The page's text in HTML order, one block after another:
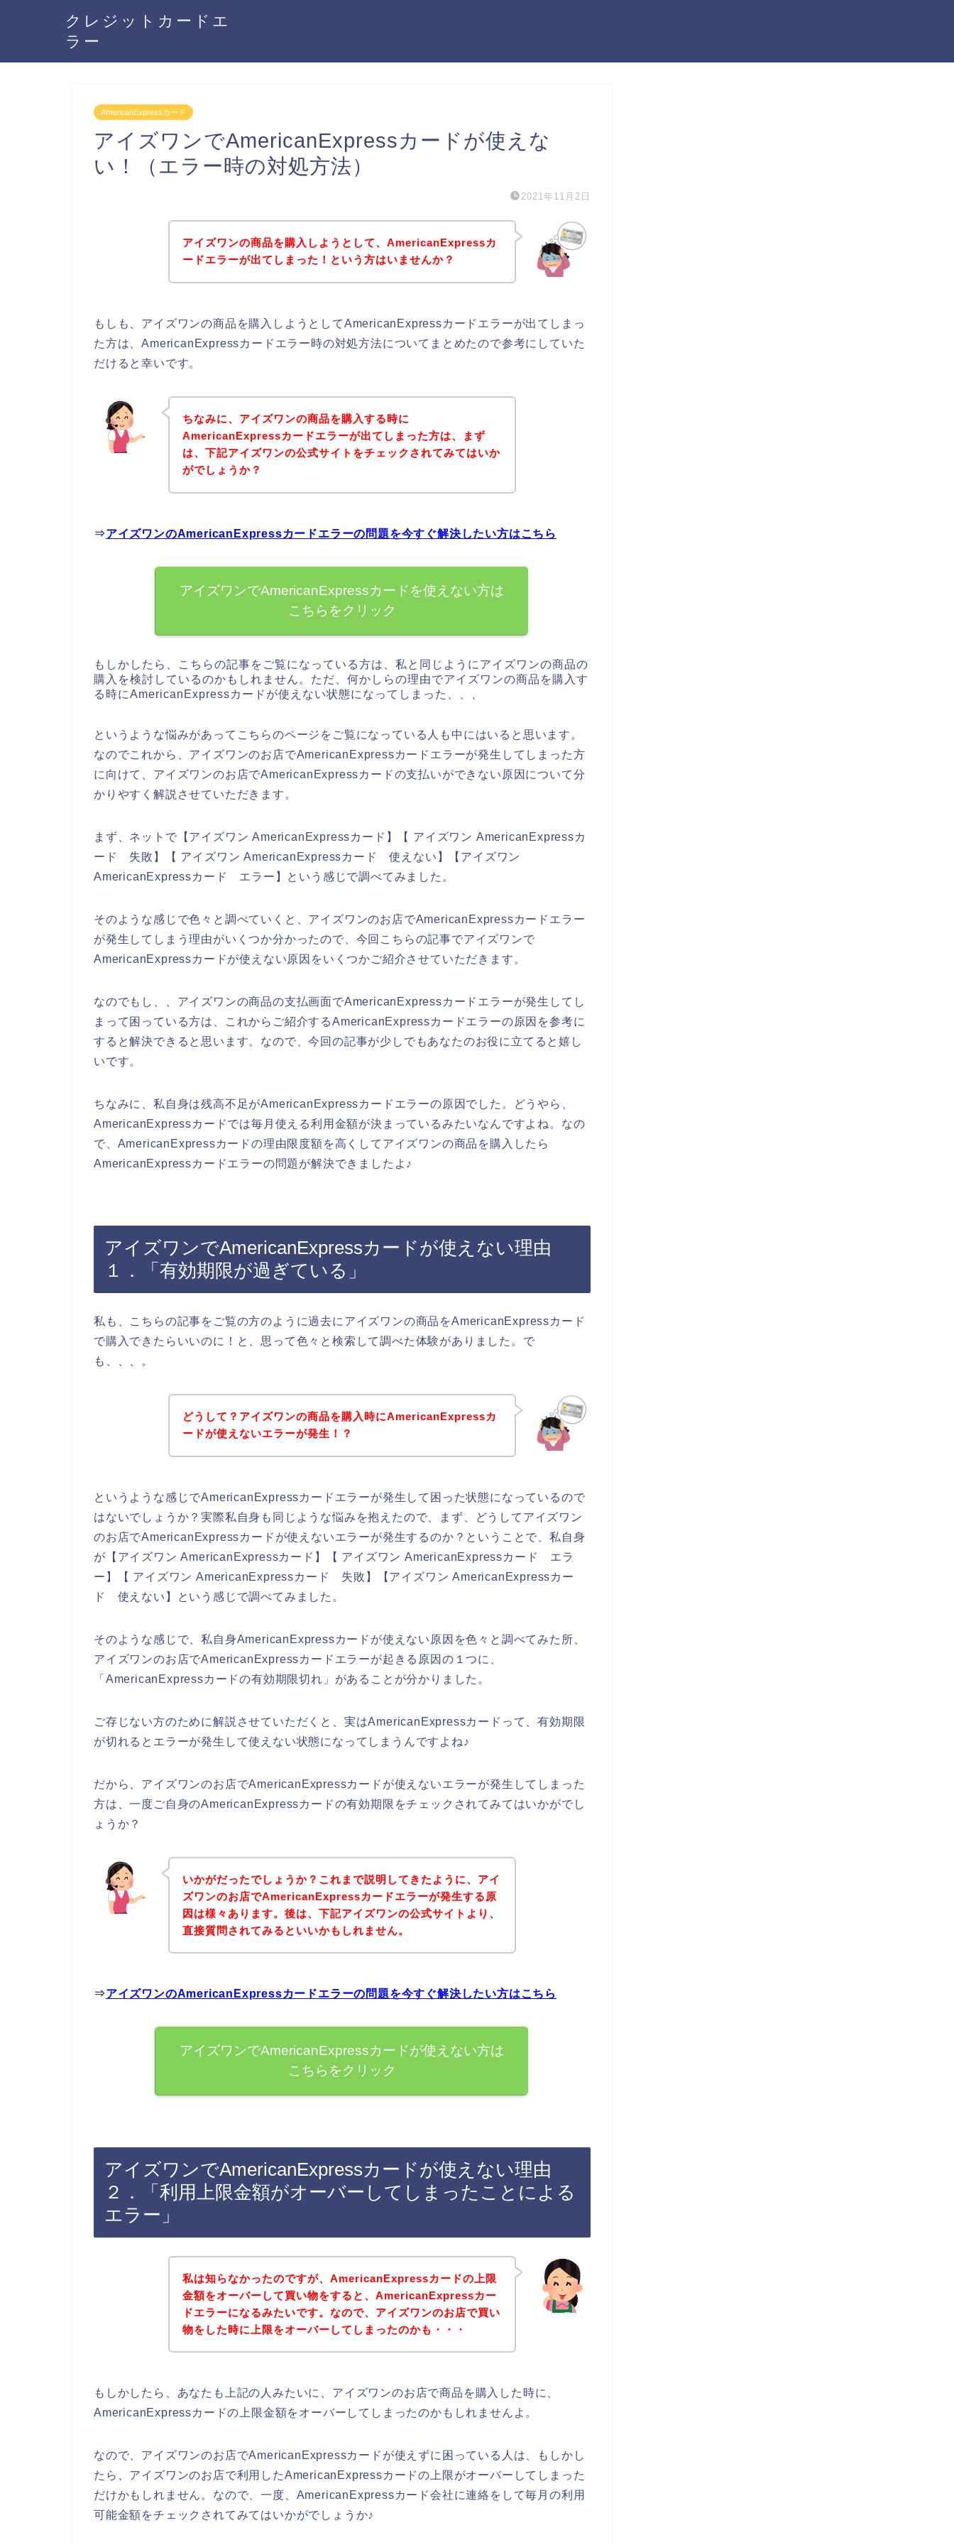
クレジットカードエ
ラー
AmericanExpressカード
アイズワンでAmericanExpressカードが使えな
い！（エラー時の対処方法）
2021年11月2日
アイズワンの商品を購入しようとして、AmericanExpressカ
ードエラーが出てしまった！という方はいませんか？
もしも、アイズワンの商品を購入しようとしてAmericanExpressカードエラーが出てしまっ
た方は、AmericanExpressカードエラー時の対処方法についてまとめたので参考にしていた
だけると幸いです。
ちなみに、アイズワンの商品を購入する時に
AmericanExpressカードエラーが出てしまった方は、まず
は、下記アイズワンの公式サイトをチェックされてみてはいか
がでしょうか？
⇒アイズワンのAmericanExpressカードエラーの問題を今すぐ解決したい方はこちら
アイズワンでAmericanExpressカードを使えない方は
こちらをクリック
もしかしたら、こちらの記事をご覧になっている方は、私と同じようにアイズワンの商品の
購入を検討しているのかもしれません。ただ、何かしらの理由でアイズワンの商品を購入す
る時にAmericanExpressカードが使えない状態になってしまった、、、
というような悩みがあってこちらのページをご覧になっている人も中にはいると思います。
なのでこれから、アイズワンのお店でAmericanExpressカードエラーが発生してしまった方
に向けて、アイズワンのお店でAmericanExpressカードの支払いができない原因について分
かりやすく解説させていただきます。
まず、ネットで【アイズワン AmericanExpressカード】【 アイズワン AmericanExpressカ
ード 失敗】【 アイズワン AmericanExpressカード 使えない】【アイズワン
AmericanExpressカード エラー】という感じで調べてみました。
そのような感じで色々と調べていくと、アイズワンのお店でAmericanExpressカードエラー
が発生してしまう理由がいくつか分かったので、今回こちらの記事でアイズワンで
AmericanExpressカードが使えない原因をいくつかご紹介させていただきます。
なのでもし、、アイズワンの商品の支払画面でAmericanExpressカードエラーが発生してし
まって困っている方は、これからご紹介するAmericanExpressカードエラーの原因を参考に
すると解決できると思います。なので、今回の記事が少しでもあなたのお役に立てると嬉し
いです。
ちなみに、私自身は残高不足がAmericanExpressカードエラーの原因でした。どうやら、
AmericanExpressカードでは毎月使える利用金額が決まっているみたいなんですよね。なの
で、AmericanExpressカードの理由限度額を高くしてアイズワンの商品を購入したら
AmericanExpressカードエラーの問題が解決できましたよ♪
アイズワンでAmericanExpressカードが使えない理由
１．「有効期限が過ぎている」
私も、こちらの記事をご覧の方のように過去にアイズワンの商品をAmericanExpressカード
で購入できたらいいのに！と、思って色々と検索して調べた体験がありました。で
も、、、。
どうして？アイズワンの商品を購入時にAmericanExpressカ
ードが使えないエラーが発生！？
というような感じでAmericanExpressカードエラーが発生して困った状態になっているので
はないでしょうか？実際私自身も同じような悩みを抱えたので、まず、どうしてアイズワン
のお店でAmericanExpressカードが使えないエラーが発生するのか？ということで、私自身
が【アイズワン AmericanExpressカード】【 アイズワン AmericanExpressカード エラ
ー】【 アイズワン AmericanExpressカード 失敗】【アイズワン AmericanExpressカー
ド 使えない】という感じで調べてみました。
そのような感じで、私自身AmericanExpressカードが使えない原因を色々と調べてみた所、
アイズワンのお店でAmericanExpressカードエラーが起きる原因の１つに、
「AmericanExpressカードの有効期限切れ」があることが分かりました。
ご存じない方のために解説させていただくと、実はAmericanExpressカードって、有効期限
が切れるとエラーが発生して使えない状態になってしまうんですよね♪
だから、アイズワンのお店でAmericanExpressカードが使えないエラーが発生してしまった
方は、一度ご自身のAmericanExpressカードの有効期限をチェックされてみてはいかがでし
ょうか？
いかがだったでしょうか？これまで説明してきたように、アイ
ズワンのお店でAmericanExpressカードエラーが発生する原
因は様々あります。後は、下記アイズワンの公式サイトより、
直接質問されてみるといいかもしれません。
⇒アイズワンのAmericanExpressカードエラーの問題を今すぐ解決したい方はこちら
アイズワンでAmericanExpressカードが使えない方は
こちらをクリック
アイズワンでAmericanExpressカードが使えない理由
２．「利用上限金額がオーバーしてしまったことによる
エラー」
私は知らなかったのですが、AmericanExpressカードの上限
金額をオーバーして買い物をすると、AmericanExpressカー
ドエラーになるみたいです。なので、アイズワンのお店で買い
物をした時に上限をオーバーしてしまったのかも・・・
もしかしたら、あなたも上記の人みたいに、アイズワンのお店で商品を購入した時に、
AmericanExpressカードの上限金額をオーバーしてしまったのかもしれませんよ。
なので、アイズワンのお店でAmericanExpressカードが使えずに困っている人は、もしかし
たら、アイズワンのお店で利用したAmericanExpressカードの上限がオーバーしてしまった
だけかもしれません。なので、一度、AmericanExpressカード会社に連絡をして毎月の利用
可能金額をチェックされてみてはいかがでしょうか♪